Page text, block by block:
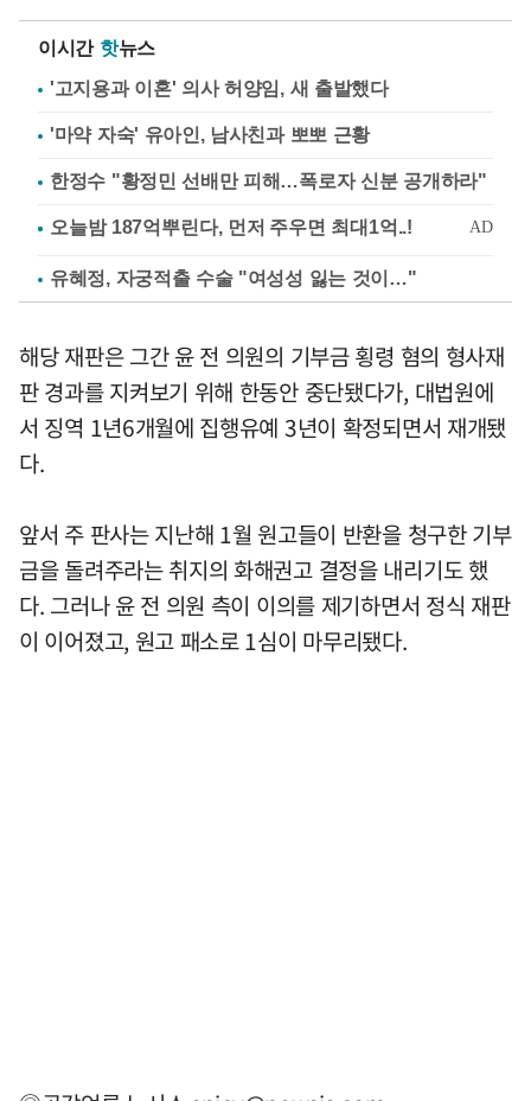
이시간 핫뉴스
'고지용과 이혼' 의사 허양임, 새 출발했다
'마약 자숙' 유아인, 남사친과 뽀뽀 근황
한정수 "황정민 선배만 피해…폭로자 신분 공개하라"
유혜정, 자궁적출 수술 "여성성 잃는 것이…"
해당 재판은 그간 윤 전 의원의 기부금 횡령 혐의 형사재
판 경과를 지켜보기 위해 한동안 중단됐다가, 대법원에
서 징역 1년6개월에 집행유예 3년이 확정되면서 재개됐
다.
앞서 주 판사는 지난해 1월 원고들이 반환을 청구한 기부
금을 돌려주라는 취지의 화해권고 결정을 내리기도 했
다. 그러나 윤 전 의원 측이 이의를 제기하면서 정식 재판
이 이어졌고, 원고 패소로 1심이 마무리됐다.